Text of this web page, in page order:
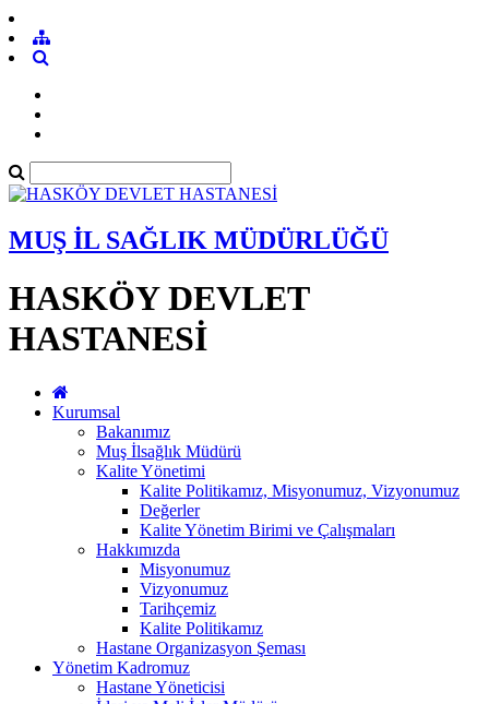
MUŞ İL SAĞLIK MÜDÜRLÜĞÜ
HASKÖY DEVLET
HASTANESİ
Kurumsal
Bakanımız
Muş İlsağlık Müdürü
Kalite Yönetimi
Kalite Politikamız, Misyonumuz, Vizyonumuz
Değerler
Kalite Yönetim Birimi ve Çalışmaları
Hakkımızda
Misyonumuz
Vizyonumuz
Tarihçemiz
Kalite Politikamız
Hastane Organizasyon Şeması
Yönetim Kadromuz
Hastane Yöneticisi